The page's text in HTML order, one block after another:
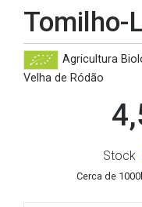
Tomilho-
Agricultura
Velha de Ródão
Stock
Cerca de